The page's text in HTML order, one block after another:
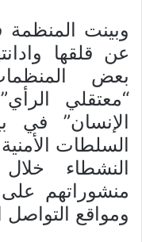
وبينت المنظمة
عن قلقها
بعض
“معتقلي
الإنسان” في
السلطات
النشطاء
منشوراتهم
ومواقع